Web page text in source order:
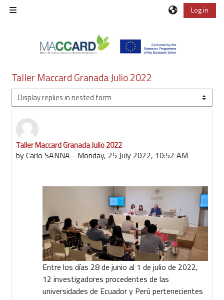
Skip to main content
Log in
Taller Maccard Granada Julio 2022
Display mode
Taller Maccard Granada Julio 2022
byCarlo SANNA - Monday, 25 July 2022, 10:52 AM
Number of replies: 0
Entre los días 28 de junio al 1 de julio de 2022,
12 investigadores procedentes de las
universidades de Ecuador y Perú pertenecientes